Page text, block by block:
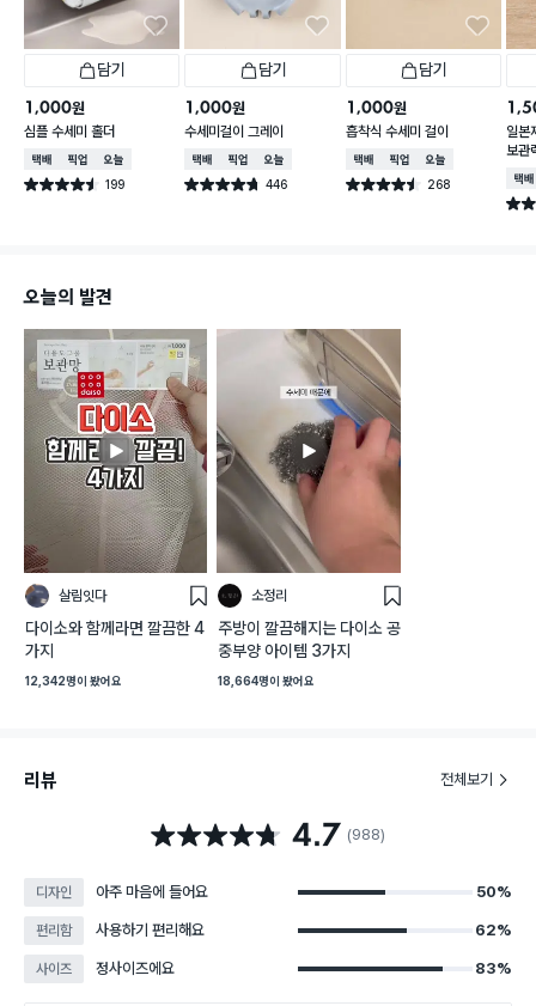
담기
1,000원
심플 수세미 홀더
택배배송매장픽업오늘배송
별점 4.5점 199
건 작성
담기
1,000원
수세미걸이 그레이
택배배송매장픽업오늘배송
별점 4.7점 446
건 작성
담기
1,000원
흡착식 수세미 걸이
택배배송매장픽업오늘배송
별점 4.5점 268
건 작성
일본
보
택배
별점
오늘의 발견
살림잇다
스
크
다이소와 함께라면 깔끔한 4
가지
12,342명이 봤어요
소정리
스
크
주방이 깔끔해지는 다이소 공
중부양 아이템 3가지
18,664명이 봤어요
리뷰 전체보기
별점 4.7점 4.7 (988)
디자인 아주 마음에 들어요 50%
편리함 사용하기 편리해요 62%
사이즈 정사이즈에요 83%